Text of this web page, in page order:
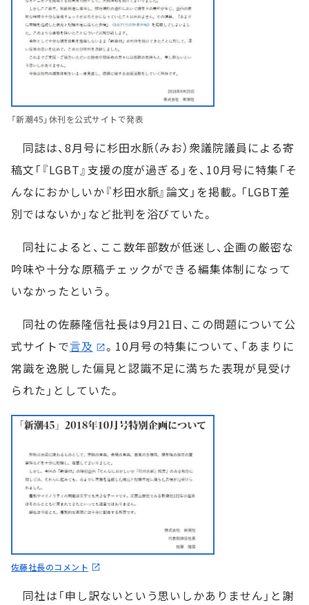
「新潮45」休刊を公式サイトで発表
同誌は、8月号に杉田水脈（みお）衆議院議員による寄
稿文「『LGBT』支援の度が過ぎる」を、10月号に特集「そ
んなにおかしいか『杉田水脈』論文」を掲載。「LGBT差
別ではないか」など批判を浴びていた。
同社によると、ここ数年部数が低迷し、企画の厳密な
吟味や十分な原稿チェックができる編集体制になって
いなかったという。
同社の佐藤隆信社長は9月21日、この問題について公
式サイトで言及
。10月号の特集について、「あまりに
常識を逸脱した偏見と認識不足に満ちた表現が見受け
られた」としていた。
佐藤社長のコメント
同社は「申し訳ないという思いしかありません」と謝